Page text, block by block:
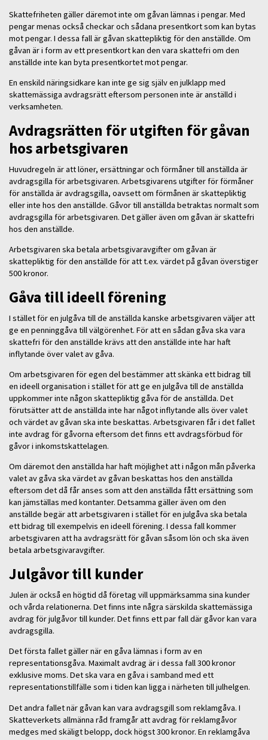
Skattefriheten gäller däremot inte om gåvan lämnas i pengar. Med
pengar menas också checkar och sådana presentkort som kan bytas
mot pengar. I dessa fall är gåvan skattepliktig för den anställde. Om
gåvan är i form av ett presentkort kan den vara skattefri om den
anställde inte kan byta presentkortet mot pengar.
En enskild näringsidkare kan inte ge sig själv en julklapp med
skattemässiga avdragsrätt eftersom personen inte är anställd i
verksamheten.
Avdragsrätten för utgiften för gåvan
hos arbetsgivaren
Huvudregeln är att löner, ersättningar och förmåner till anställda är
avdragsgilla för arbetsgivaren. Arbetsgivarens utgifter för förmåner
för anställda är avdragsgilla, oavsett om förmånen är skattepliktig
eller inte hos den anställde. Gåvor till anställda betraktas normalt som
avdragsgilla för arbetsgivaren. Det gäller även om gåvan är skattefri
hos den anställde.
Arbetsgivaren ska betala arbetsgivaravgifter om gåvan är
skattepliktig för den anställde för att t.ex. värdet på gåvan överstiger
500 kronor.
Gåva till ideell förening
I stället för en julgåva till de anställda kanske arbetsgivaren väljer att
ge en penninggåva till välgörenhet. För att en sådan gåva ska vara
skattefri för den anställde krävs att den anställde inte har haft
inflytande över valet av gåva.
Om arbetsgivaren för egen del bestämmer att skänka ett bidrag till
en ideell organisation i stället för att ge en julgåva till de anställda
uppkommer inte någon skattepliktig gåva för de anställda. Det
förutsätter att de anställda inte har något inflytande alls över valet
och värdet av gåvan ska inte beskattas. Arbetsgivaren får i det fallet
inte avdrag för gåvorna eftersom det finns ett avdragsförbud för
gåvor i inkomstskattelagen.
Om däremot den anställda har haft möjlighet att i någon mån påverka
valet av gåva ska värdet av gåvan beskattas hos den anställda
eftersom det då får anses som att den anställda fått ersättning som
kan jämställas med kontanter. Detsamma gäller även om den
anställde begär att arbetsgivaren i stället för en julgåva ska betala
ett bidrag till exempelvis en ideell förening. I dessa fall kommer
arbetsgivaren att ha avdragsrätt för gåvan såsom lön och ska även
betala arbetsgivaravgifter.
Julgåvor till kunder
Julen är också en högtid då företag vill uppmärksamma sina kunder
och vårda relationerna. Det finns inte några särskilda skattemässiga
avdrag för julgåvor till kunder. Det finns ett par fall där gåvor kan vara
avdragsgilla.
Det första fallet gäller när en gåva lämnas i form av en
representationsgåva. Maximalt avdrag är i dessa fall 300 kronor
exklusive moms. Det ska vara en gåva i samband med ett
representationstillfälle som i tiden kan ligga i närheten till julhelgen.
Det andra fallet när gåvan kan vara avdragsgill som reklamgåva. I
Skatteverkets allmänna råd framgår att avdrag för reklamgåvor
medges med skäligt belopp, dock högst 300 kronor. En reklamgåva